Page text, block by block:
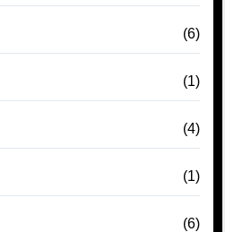
(6)
(1)
(4)
(1)
(6)